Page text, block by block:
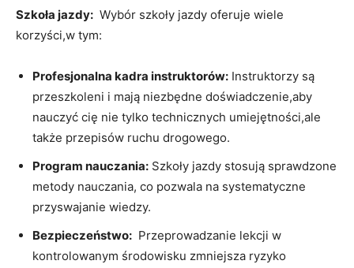
Szkoła ‌jazdy: ‌ Wybór szkoły jazdy oferuje wiele
korzyści,w tym:
Profesjonalna kadra instruktorów: Instruktorzy są
przeszkoleni i mają niezbędne⁣ doświadczenie,aby
nauczyć cię nie tylko ⁣technicznych umiejętności,ale
także przepisów ruchu drogowego.
Program nauczania: Szkoły ⁣jazdy stosują sprawdzone⁣
metody⁢ nauczania, co pozwala ‌na systematyczne‌
przyswajanie wiedzy.
Bezpieczeństwo: ⁢ Przeprowadzanie lekcji w
‌kontrolowanym środowisku zmniejsza ryzyko